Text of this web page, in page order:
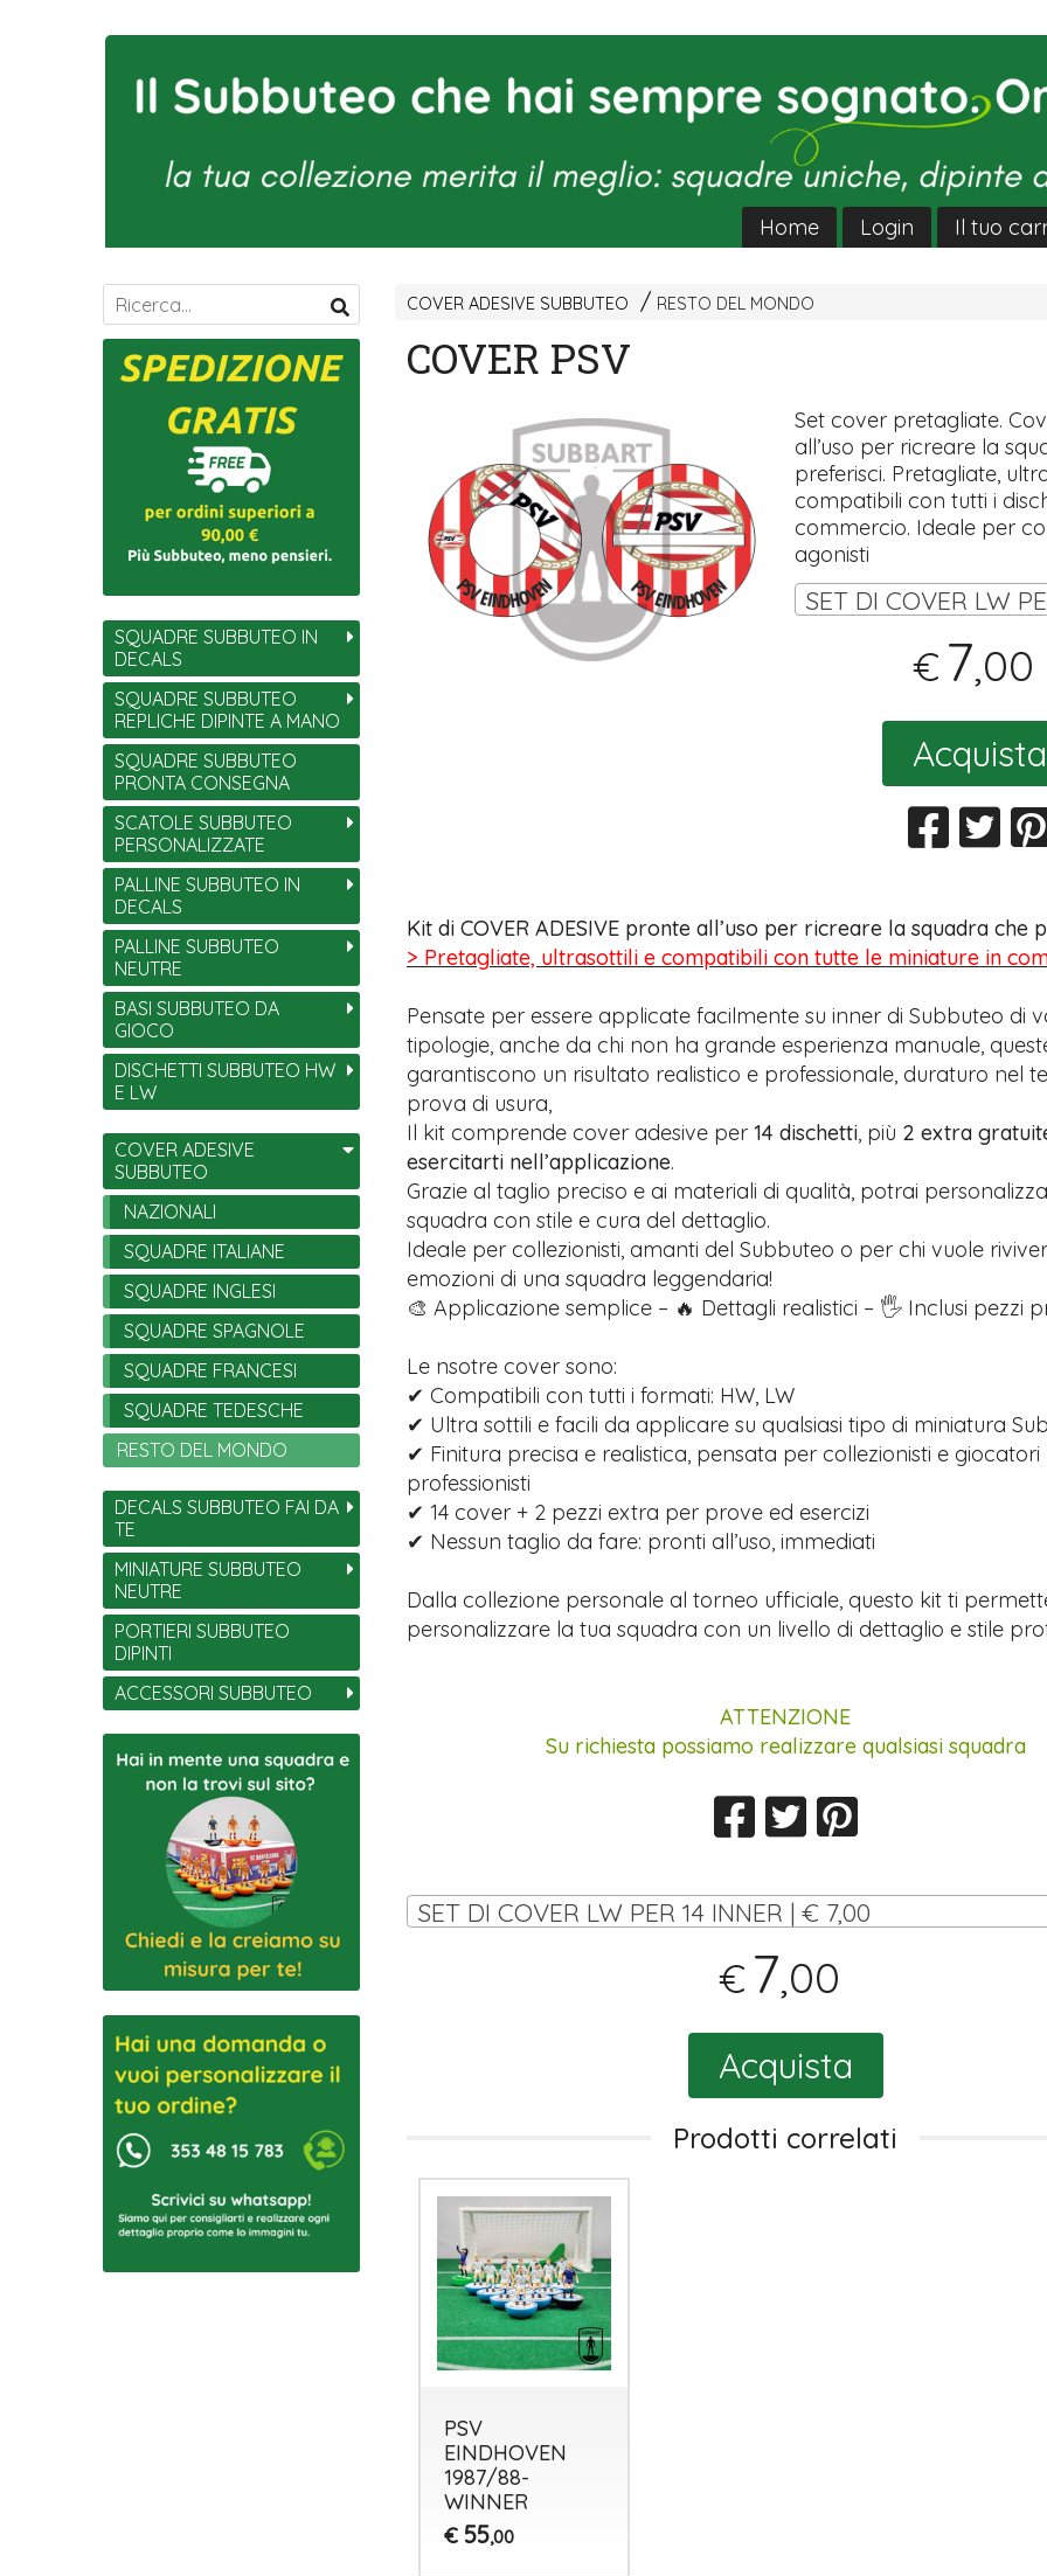
Home Login Il tuo
COVER ADESIVE SUBBUTEO RESTO DEL MONDO
COVER PSV
Set cover pretagliate.
all’uso per ricreare la
preferisci. Pretagliate,
compatibili con tutti i
commercio. Ideale per
agonisti
€ 7,00
Acquista
Kit di COVER ADESIVE pronte all’uso per ricreare la squadra che
> Pretagliate, ultrasottili e compatibili con tutte le miniature in
Pensate per essere applicate facilmente su inner di Subbuteo di
tipologie, anche da chi non ha grande esperienza manuale,
garantiscono un risultato realistico e professionale, duraturo nel
prova di usura,
Il kit comprende cover adesive per 14 dischetti, più 2 extra
esercitarti nell’applicazione.
Grazie al taglio preciso e ai materiali di qualità, potrai
squadra con stile e cura del dettaglio.
Ideale per collezionisti, amanti del Subbuteo o per chi vuole
emozioni di una squadra leggendaria!
🎨 Applicazione semplice – 🔥 Dettagli realistici – 🖐️ Inclusi pezzi
Le nsotre cover sono:
✔ Compatibili con tutti i formati: HW, LW
✔ Ultra sottili e facili da applicare su qualsiasi tipo di miniatura
✔ Finitura precisa e realistica, pensata per collezionisti e giocatori
professionisti
✔ 14 cover + 2 pezzi extra per prove ed esercizi
✔ Nessun taglio da fare: pronti all’uso, immediati
Dalla collezione personale al torneo ufficiale, questo kit ti
personalizzare la tua squadra con un livello di dettaglio e stile
ATTENZIONE
Su richiesta possiamo realizzare qualsiasi squadra
SET DI COVER LW PER 14 INNER | € 7,00
€ 7,00
Acquista
Prodotti correlati
PSV
EINDHOVEN
1987/88-
WINNER
€ 55,00
SQUADRE SUBBUTEO IN
DECALS
SQUADRE SUBBUTEO
REPLICHE DIPINTE A MANO
SQUADRE SUBBUTEO
PRONTA CONSEGNA
SCATOLE SUBBUTEO
PERSONALIZZATE
PALLINE SUBBUTEO IN
DECALS
PALLINE SUBBUTEO
NEUTRE
BASI SUBBUTEO DA
GIOCO
DISCHETTI SUBBUTEO HW
E LW
COVER ADESIVE
SUBBUTEO
NAZIONALI
SQUADRE ITALIANE
SQUADRE INGLESI
SQUADRE SPAGNOLE
SQUADRE FRANCESI
SQUADRE TEDESCHE
RESTO DEL MONDO
DECALS SUBBUTEO FAI DA
TE
MINIATURE SUBBUTEO
NEUTRE
PORTIERI SUBBUTEO
DIPINTI
ACCESSORI SUBBUTEO